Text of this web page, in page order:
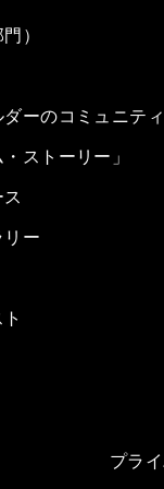
）
ーのコミュニティ
ストーリー」
リー
プラ